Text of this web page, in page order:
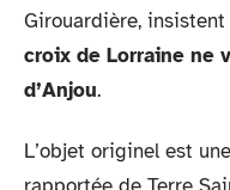
Girouardière,
croix de Lorraine ne
d’Anjou.
L’objet originel est